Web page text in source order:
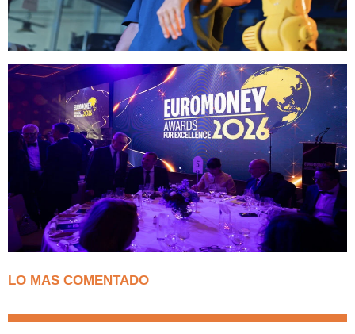
LO MAS COMENTADO